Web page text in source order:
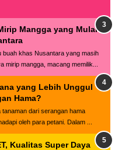
Mangga yang Mulai
buah khas Nusantara yang masih
mangga, macang memilik...
yang Lebih Unggul
Hama?
dari serangan hama
oleh para petani. Dalam ...
Kualitas Super Daya